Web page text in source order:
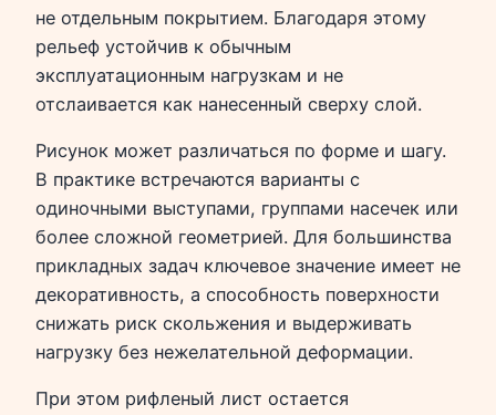
не отдельным покрытием. Благодаря этому
рельеф устойчив к обычным
эксплуатационным нагрузкам и не
отслаивается как нанесенный сверху слой.
Рисунок может различаться по форме и шагу.
В практике встречаются варианты с
одиночными выступами, группами насечек или
более сложной геометрией. Для большинства
прикладных задач ключевое значение имеет не
декоративность, а способность поверхности
снижать риск скольжения и выдерживать
нагрузку без нежелательной деформации.
При этом рифленый лист остается